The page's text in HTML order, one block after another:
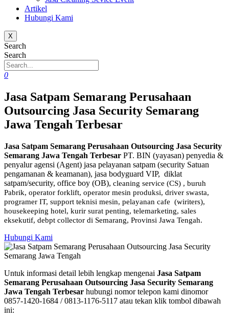
Artikel
Hubungi Kami
X
Search
Search
0
Jasa Satpam Semarang Perusahaan
Outsourcing Jasa Security Semarang
Jawa Tengah Terbesar
Jasa Satpam Semarang Perusahaan Outsourcing Jasa Security
Semarang Jawa Tengah Terbesar PT. BIN (yayasan) penyedia &
penyalur agensi (Agent) jasa pelayanan satpam (security Satuan
pengamanan & keamanan), jasa bodyguard VIP, diklat
satpam/security, office boy (OB), cleaning service (CS) , buruh
Pabrik, operator forklift, operator mesin produksi, driver swasta,
programer IT, support teknisi mesin, pelayanan cafe (wiriters),
housekeeping hotel, kurir surat penting, telemarketing, sales
eksekutif, debpt collector di Semarang, Provinsi Jawa Tengah.
Hubungi Kami
Untuk informasi detail lebih lengkap mengenai Jasa Satpam
Semarang Perusahaan Outsourcing Jasa Security Semarang
Jawa Tengah Terbesar hubungi nomor telepon kami dinomor
0857-1420-1684 / 0813-1176-5117 atau tekan klik tombol dibawah
ini: